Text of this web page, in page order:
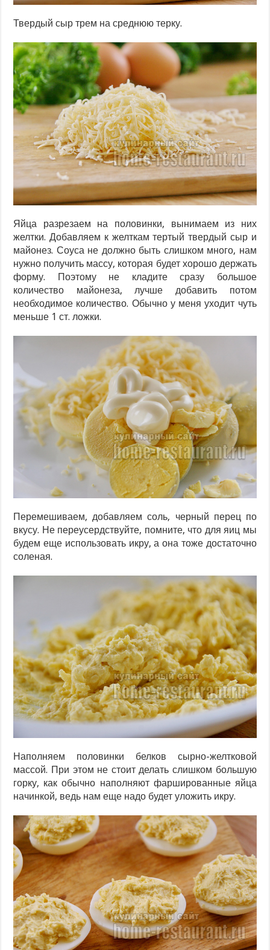
Твердый сыр трем на среднюю терку.
Яйца разрезаем на половинки, вынимаем из них
желтки. Добавляем к желткам тертый твердый сыр и
майонез. Соуса не должно быть слишком много, нам
нужно получить массу, которая будет хорошо держать
форму. Поэтому не кладите сразу большое
количество майонеза, лучше добавить потом
необходимое количество. Обычно у меня уходит чуть
меньше 1 ст. ложки.
Перемешиваем, добавляем соль, черный перец по
вкусу. Не переусердствуйте, помните, что для яиц мы
будем еще использовать икру, а она тоже достаточно
соленая.
Наполняем половинки белков сырно-желтковой
массой. При этом не стоит делать слишком большую
горку, как обычно наполняют фаршированные яйца
начинкой, ведь нам еще надо будет уложить икру.